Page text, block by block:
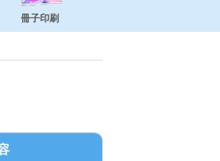
冊子印刷